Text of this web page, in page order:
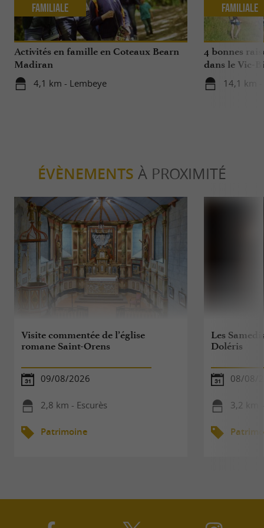
Activités en famille en Coteaux Bearn
Madiran
4,1 km - Lembeye
Familiale
4 bonnes
dans le Vic-
14,1 km
Familiale
ÉVÈNEMENTS À PROXIMITÉ
Visite commentée de l’église
romane Saint-Orens
09/08/2026
2,8 km - Escurès
Patrimoine
Les
Doléris
08/08/
3,2 km